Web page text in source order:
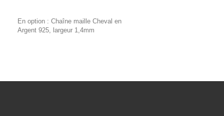
En option : Chaîne maille Cheval en
Argent 925, largeur 1,4mm